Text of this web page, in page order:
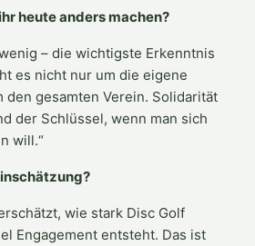
heute anders machen?
– die wichtigste Erkenntnis
es nicht nur um die eigene
den gesamten Verein. Solidarität
der Schlüssel, wenn man sich
will.“
wie stark Disc Golf
Engagement entsteht. Das ist